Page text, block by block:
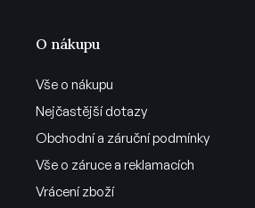
O nákupu
Vše o nákupu
Nejčastější dotazy
Obchodní a záruční podmínky
Vše o záruce a reklamacích
Vrácení zboží